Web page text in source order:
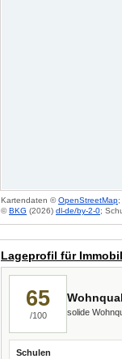
Kartendaten ©OpenStreetMap
©BKG (2026) dl-de/by-2-0;
Lageprofil für
65
/100 solide
Schulen